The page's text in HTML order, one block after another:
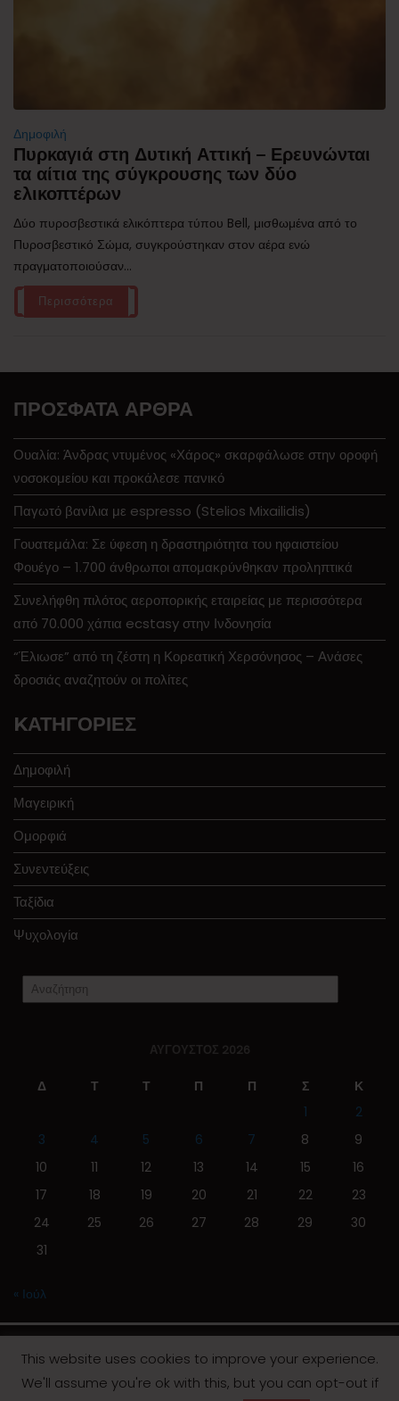
Δημοφιλή
Πυρκαγιά στη Δυτική Αττική – Ερευνώνται
τα αίτια της σύγκρουσης των δύο
ελικοπτέρων
Δύο πυροσβεστικά ελικόπτερα τύπου Bell, μισθωμένα από το
Πυροσβεστικό Σώμα, συγκρούστηκαν στον αέρα ενώ
πραγματοποιούσαν...
Περισσότερα
ΠΡΌΣΦΑΤΑ ΆΡΘΡΑ
Ουαλία: Άνδρας ντυμένος «Χάρος» σκαρφάλωσε στην οροφή
νοσοκομείου και προκάλεσε πανικό
Παγωτό βανίλια με espresso (Stelios Mixailidis)
Γουατεμάλα: Σε ύφεση η δραστηριότητα του ηφαιστείου
Φουέγο – 1.700 άνθρωποι απομακρύνθηκαν προληπτικά
Συνελήφθη πιλότος αεροπορικής εταιρείας με περισσότερα
από 70.000 χάπια ecstasy στην Ινδονησία
“Έλιωσε” από τη ζέστη η Κορεατική Χερσόνησος – Ανάσες
δροσιάς αναζητούν οι πολίτες
KΑΤΗΓΟΡΊΕΣ
Δημοφιλή
Μαγειρική
Ομορφιά
Συνεντεύξεις
Ταξίδια
Ψυχολογία
ΑΎΓΟΥΣΤΟΣ 2026
Δ Τ Τ Π Π Σ
Κ
1
2
3
4 5 6 7 8
9
10
11 12 13 14 15
16
17
18 19 20 21 22
23
24
25 26 27 28 29
30
31
« Ιούλ
This website uses cookies to improve your experience.
We'll assume you're ok with this, but you can opt-out if